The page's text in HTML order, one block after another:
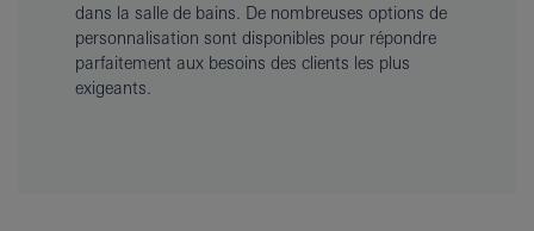
dans la salle de bains. De nombreuses options de
personnalisation sont disponibles pour répondre
parfaitement aux besoins des clients les plus
exigeants.